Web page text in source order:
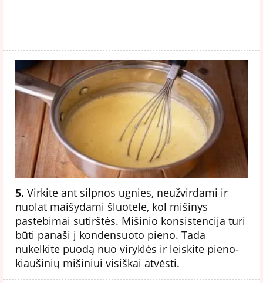
5. Virkite ant silpnos ugnies, neužvirdami ir
nuolat maišydami šluotele, kol mišinys
pastebimai sutirštės. Mišinio konsistencija turi
būti panaši į kondensuoto pieno. Tada
nukelkite puodą nuo viryklės ir leiskite pieno-
kiaušinių mišiniui visiškai atvėsti.